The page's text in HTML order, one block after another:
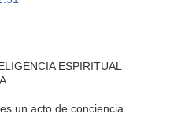
ESPIRITUAL
un acto de conciencia